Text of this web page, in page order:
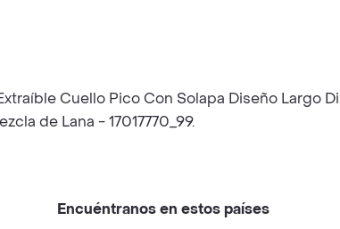
Cuello Pico Con Solapa Diseño Largo
de Lana - 17017770_99.
Encuéntranos en estos países